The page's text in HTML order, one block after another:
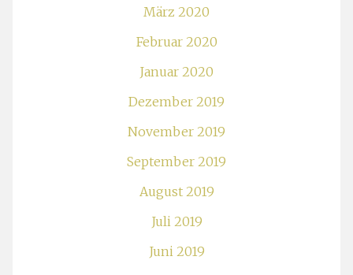
März 2020
Februar 2020
Januar 2020
Dezember 2019
November 2019
September 2019
August 2019
Juli 2019
Juni 2019